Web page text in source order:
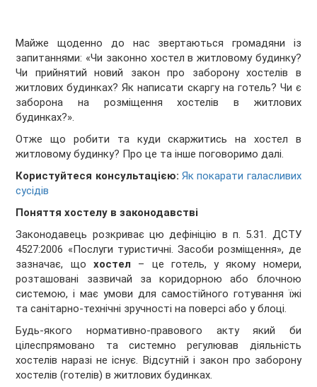
Майже щоденно до нас звертаються громадяни із
запитаннями: «Чи законно хостел в житловому будинку?
Чи прийнятий новий закон про заборону хостелів в
житлових будинках? Як написати скаргу на готель? Чи є
заборона на розміщення хостелів в житлових
будинках?».
Отже що робити та куди скаржитись на хостел в
житловому будинку? Про це та інше поговоримо далі.
Користуйтеся консультацією: Як покарати галасливих
сусідів
Поняття хостелу в законодавстві
Законодавець розкриває цю дефініцію в п. 5.31. ДСТУ
4527:2006 «Послуги туристичні. Засоби розміщення», де
зазначає, що хостел – це готель, у якому номери,
розташовані зазвичай за коридорною або блочною
системою, і має умови для самостійного готування їжі
та санітарно-технічні зручності на поверсі або у блоці.
Будь-якого нормативно-правового акту який би
цілеспрямовано та системно регулював діяльність
хостелів наразі не існує. Відсутній і закон про заборону
хостелів (готелів) в житлових будинках.